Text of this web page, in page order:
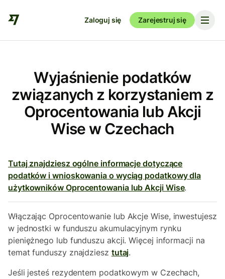
Zaloguj się Zarejestruj się
Wyjaśnienie podatków
związanych z korzystaniem z
Oprocentowania lub Akcji
Wise w Czechach
Tutaj znajdziesz ogólne informacje dotyczące
podatków i wnioskowania o wyciąg podatkowy dla
użytkowników Oprocentowania lub Akcji Wise.
Włączając Oprocentowanie lub Akcje Wise, inwestujesz
w jednostki w funduszu akumulacyjnym rynku
pieniężnego lub funduszu akcji. Więcej informacji na
temat funduszy znajdziesz tutaj.
Jeśli jesteś rezydentem podatkowym w Czechach,